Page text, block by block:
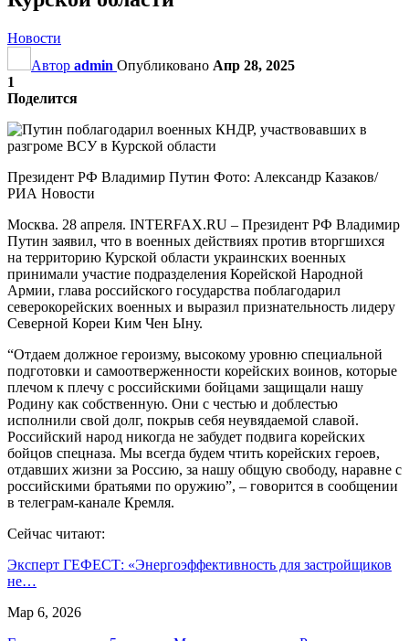
Новости
Автор admin Опубликовано Апр 28, 2025
1
Поделится
Президент РФ Владимир Путин Фото: Александр Казаков/
РИА Новости
Москва. 28 апреля. INTERFAX.RU – Президент РФ Владимир
Путин заявил, что в военных действиях против вторгшихся
на территорию Курской области украинских военных
принимали участие подразделения Корейской Народной
Армии, глава российского государства поблагодарил
северокорейских военных и выразил признательность лидеру
Северной Кореи Ким Чен Ыну.
“Отдаем должное героизму, высокому уровню специальной
подготовки и самоотверженности корейских воинов, которые
плечом к плечу с российскими бойцами защищали нашу
Родину как собственную. Они с честью и доблестью
исполнили свой долг, покрыв себя неувядаемой славой.
Российский народ никогда не забудет подвига корейских
бойцов спецназа. Мы всегда будем чтить корейских героев,
отдавших жизни за Россию, за нашу общую свободу, наравне с
российскими братьями по оружию”, – говорится в сообщении
в телеграм-канале Кремля.
Сейчас читают:
Эксперт ГЕФЕСТ: «Энергоэффективность для застройщиков
не…
Мар 6, 2026